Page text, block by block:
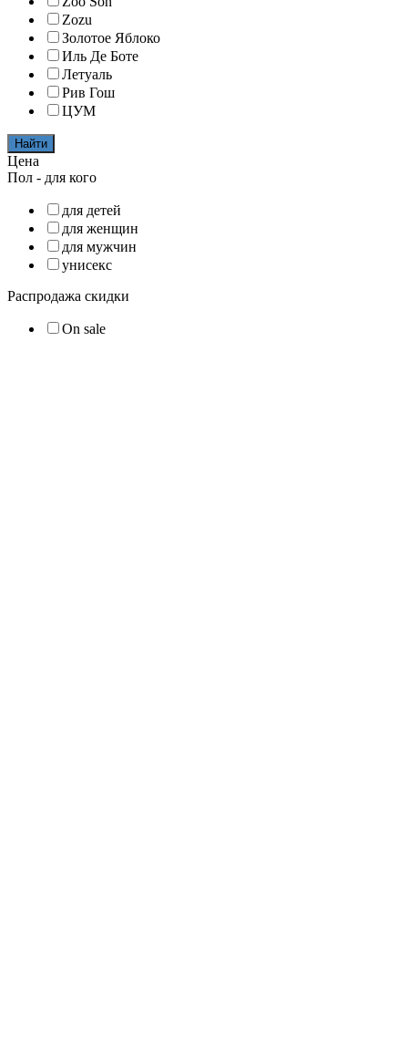
Zozu
Золотое Яблоко
Иль Де Боте
Летуаль
Рив Гош
ЦУМ
Найти
Цена
Пол - для кого
для детей
для женщин
для мужчин
унисекс
Распродажа скидки
On sale